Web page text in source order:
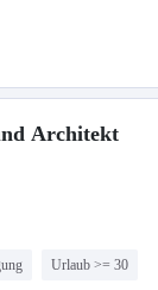
Architekt
Urlaub >= 30